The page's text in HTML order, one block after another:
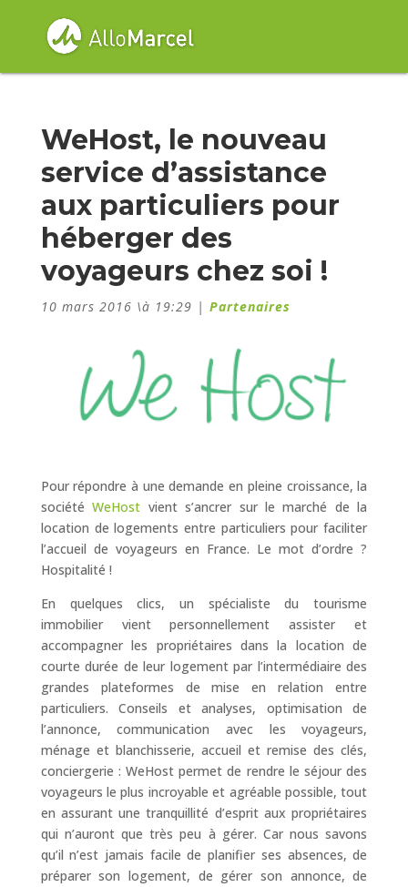
WeHost, le nouveau
service d’assistance
aux particuliers pour
héberger des
voyageurs chez soi !
10 mars 2016 \à 19:29 | Partenaires
Pour répondre à une demande en pleine croissance, la
sociétéWeHost vient s’ancrer sur le marché de la
location de logements entre particuliers pour faciliter
l’accueil de voyageurs en France. Le mot d’ordre ?
Hospitalité !
En quelques clics, un spécialiste du tourisme
immobilier vient personnellement assister et
accompagner les propriétaires dans la location de
courte durée de leur logement par l’intermédiaire des
grandes plateformes de mise en relation entre
particuliers. Conseils et analyses, optimisation de
l’annonce, communication avec les voyageurs,
ménage et blanchisserie, accueil et remise des clés,
conciergerie : WeHost permet de rendre le séjour des
voyageurs le plus incroyable et agréable possible, tout
en assurant une tranquillité d’esprit aux propriétaires
qui n’auront que très peu à gérer. Car nous savons
qu’il n’est jamais facile de planifier ses absences, de
préparer son logement, de gérer son annonce, de